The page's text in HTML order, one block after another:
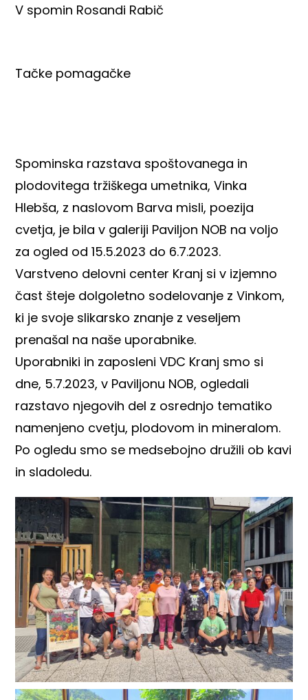
V spomin Rosandi Rabič
Tačke pomagačke
Spominska razstava spoštovanega in
plodovitega tržiškega umetnika, Vinka
Hlebša, z naslovom Barva misli, poezija
cvetja, je bila v galeriji Paviljon NOB na voljo
za ogled od 15.5.2023 do 6.7.2023.
Varstveno delovni center Kranj si v izjemno
čast šteje dolgoletno sodelovanje z Vinkom,
ki je svoje slikarsko znanje z veseljem
prenašal na naše uporabnike.
Uporabniki in zaposleni VDC Kranj smo si
dne, 5.7.2023, v Paviljonu NOB, ogledali
razstavo njegovih del z osrednjo tematiko
namenjeno cvetju, plodovom in mineralom.
Po ogledu smo se medsebojno družili ob kavi
in sladoledu.